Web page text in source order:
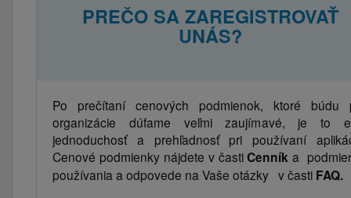
PREČO SA ZAREGISTROVAŤ
UNÁS?
Po prečítaní cenových podmienok, ktoré búdu
organizácie dúfame veľmi zaujímavé, je to
jednoduchosť a prehľadnosť pri používaní
Cenové podmienky nájdete v častiCenník a
používania a odpovede na Vaše otázky v časti FAQ.